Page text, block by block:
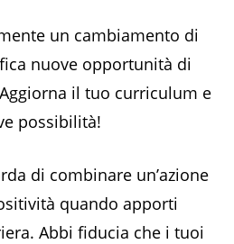
un cambiamento di
nuove opportunità di
il tuo curriculum e
possibilità!
di combinare un’azione
quando apporti
Abbi fiducia che i tuoi